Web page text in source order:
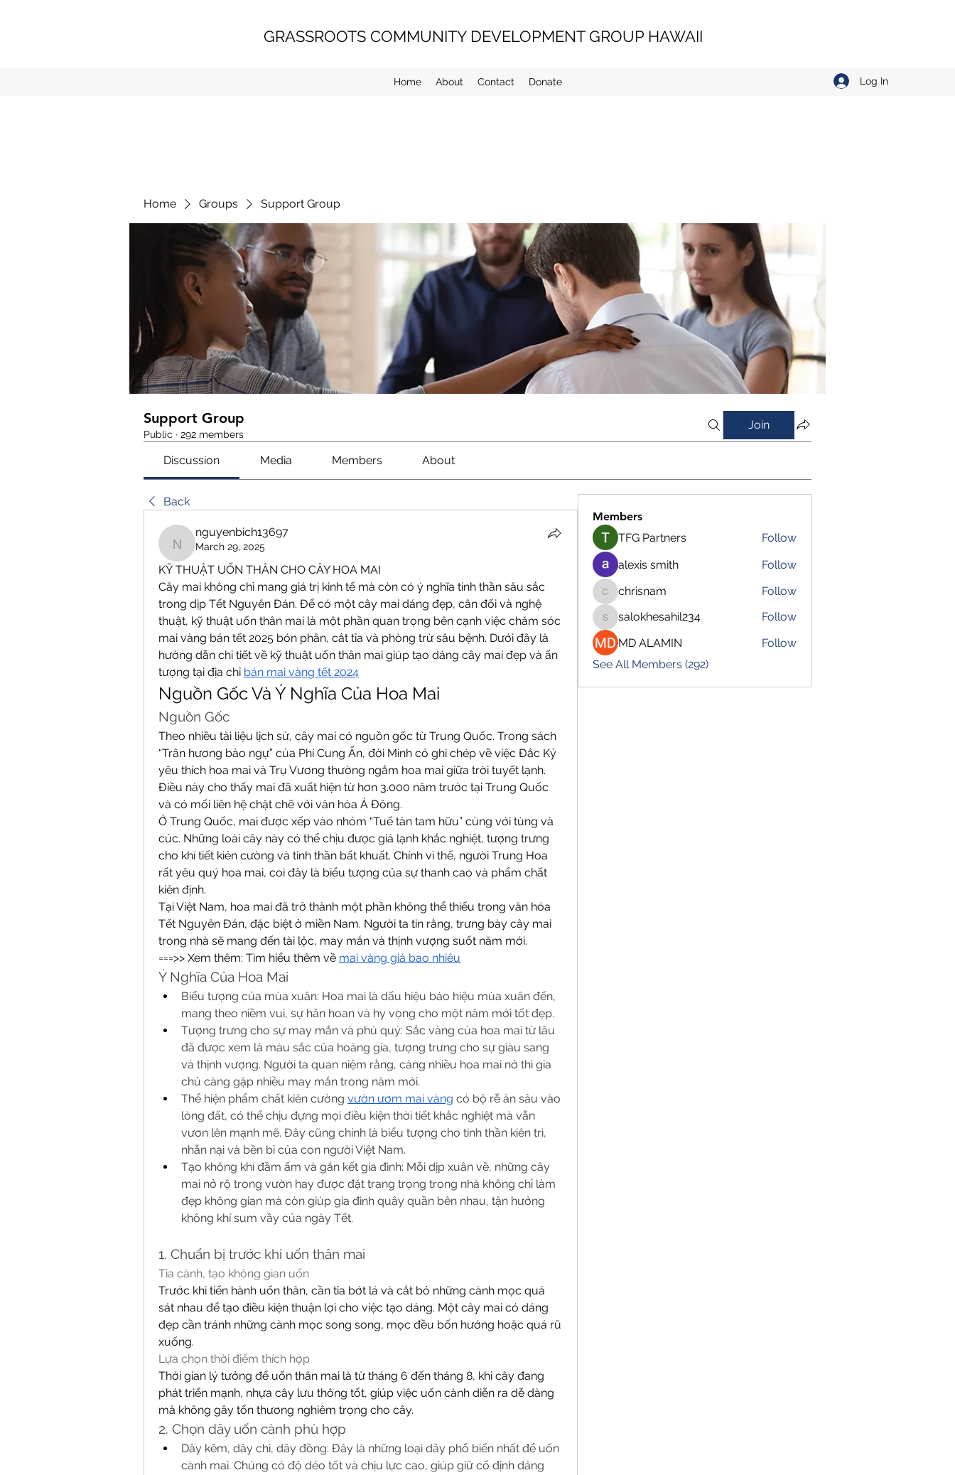
GRASSROOTS COMMUNITY DEVELOPMENT GROUP HAWAII
Home About Contact Donate Log In
Home Groups Support Group
Support Group
Public · 292 members
Join
Discussion Media Members About
Back
nguyenbich13697
nguyenbich13697
March 29, 2025
KỸ THUẬT UỐN THÂN CHO CÂY HOA MAI
Cây mai không chỉ mang giá trị kinh tế mà còn có ý nghĩa tinh thần sâu sắc
trong dịp Tết Nguyên Đán. Để có một cây mai dáng đẹp, cân đối và nghệ
thuật, kỹ thuật uốn thân mai là một phần quan trọng bên cạnh việc chăm sóc
mai vàng bán tết 2025 bón phân, cắt tỉa và phòng trừ sâu bệnh. Dưới đây là
hướng dẫn chi tiết về kỹ thuật uốn thân mai giúp tạo dáng cây mai đẹp và ấn
tượng tại địa chỉ bán mai vàng tết 2024
Nguồn Gốc Và Ý Nghĩa Của Hoa Mai
Nguồn Gốc
Theo nhiều tài liệu lịch sử, cây mai có nguồn gốc từ Trung Quốc. Trong sách
“Trân hương bảo ngự” của Phí Cung Ấn, đời Minh có ghi chép về việc Đắc Kỷ
yêu thích hoa mai và Trụ Vương thường ngắm hoa mai giữa trời tuyết lạnh.
Điều này cho thấy mai đã xuất hiện từ hơn 3.000 năm trước tại Trung Quốc
và có mối liên hệ chặt chẽ với văn hóa Á Đông.
Ở Trung Quốc, mai được xếp vào nhóm “Tuế tàn tam hữu” cùng với tùng và
cúc. Những loài cây này có thể chịu được giá lạnh khắc nghiệt, tượng trưng
cho khí tiết kiên cường và tinh thần bất khuất. Chính vì thế, người Trung Hoa
rất yêu quý hoa mai, coi đây là biểu tượng của sự thanh cao và phẩm chất
kiên định.
Tại Việt Nam, hoa mai đã trở thành một phần không thể thiếu trong văn hóa
Tết Nguyên Đán, đặc biệt ở miền Nam. Người ta tin rằng, trưng bày cây mai
trong nhà sẽ mang đến tài lộc, may mắn và thịnh vượng suốt năm mới.
===>> Xem thêm: Tìm hiểu thêm về mai vàng giá bao nhiêu
Ý Nghĩa Của Hoa Mai
Biểu tượng của mùa xuân: Hoa mai là dấu hiệu báo hiệu mùa xuân đến,
mang theo niềm vui, sự hân hoan và hy vọng cho một năm mới tốt đẹp.
Tượng trưng cho sự may mắn và phú quý: Sắc vàng của hoa mai từ lâu
đã được xem là màu sắc của hoàng gia, tượng trưng cho sự giàu sang
và thịnh vượng. Người ta quan niệm rằng, càng nhiều hoa mai nở thì gia
chủ càng gặp nhiều may mắn trong năm mới.
Thể hiện phẩm chất kiên cường vườn ươm mai vàng có bộ rễ ăn sâu vào
lòng đất, có thể chịu đựng mọi điều kiện thời tiết khắc nghiệt mà vẫn
vươn lên mạnh mẽ. Đây cũng chính là biểu tượng cho tinh thần kiên trì,
nhẫn nại và bền bỉ của con người Việt Nam.
Tạo không khí đầm ấm và gắn kết gia đình: Mỗi dịp xuân về, những cây
mai nở rộ trong vườn hay được đặt trang trọng trong nhà không chỉ làm
đẹp không gian mà còn giúp gia đình quây quần bên nhau, tận hưởng
không khí sum vầy của ngày Tết.
1. Chuẩn bị trước khi uốn thân mai
Tỉa cành, tạo không gian uốn
Trước khi tiến hành uốn thân, cần tỉa bớt lá và cắt bỏ những cành mọc quá
sát nhau để tạo điều kiện thuận lợi cho việc tạo dáng. Một cây mai có dáng
đẹp cần tránh những cành mọc song song, mọc đều bốn hướng hoặc quá rũ
xuống.
Lựa chọn thời điểm thích hợp
Thời gian lý tưởng để uốn thân mai là từ tháng 6 đến tháng 8, khi cây đang
phát triển mạnh, nhựa cây lưu thông tốt, giúp việc uốn cành diễn ra dễ dàng
mà không gây tổn thương nghiêm trọng cho cây.
2. Chọn dây uốn cành phù hợp
Dây kẽm, dây chì, dây đồng: Đây là những loại dây phổ biến nhất để uốn
cành mai. Chúng có độ dẻo tốt và chịu lực cao, giúp giữ cố định dáng
Members
TFG Partners
Follow
alexis smith
Follow
chrisnam
chrisnam Follow
salokhesahil234
salokhesahil234
Follow
MD ALAMIN
Follow
See All Members (292)